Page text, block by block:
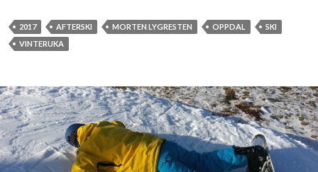
n
u
k
a
e
r
2017 AFTERSKI MORTEN LYGRESTEN OPPDAL
SKI
VINTERUKA